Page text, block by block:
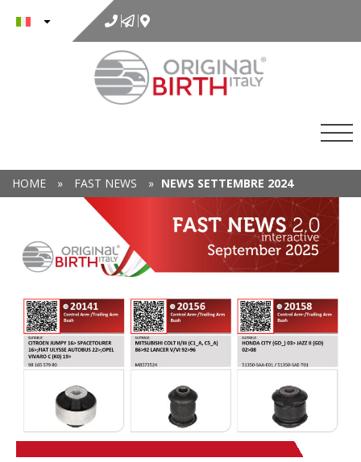
contenuto
HOME » FAST NEWS » NEWS SETTEMBRE 2024